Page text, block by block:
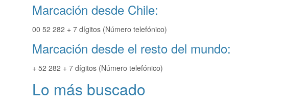
Marcación desde Chile:
00 52 282 + 7 dígitos (Número telefónico)
Marcación desde el resto del mundo:
+ 52 282 + 7 dígitos (Número telefónico)
Lo más buscado